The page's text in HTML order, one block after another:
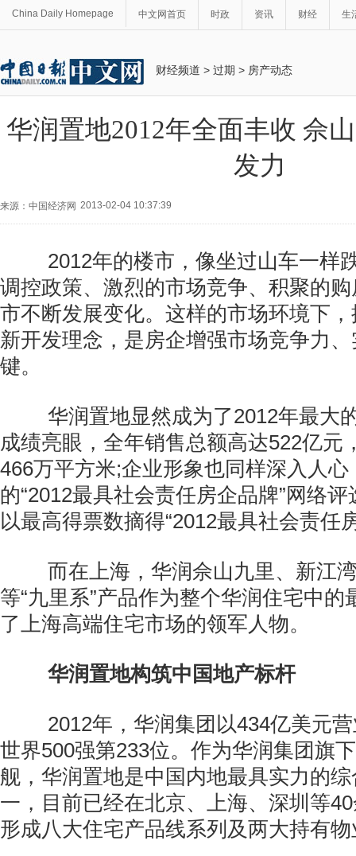
China Daily Homepage 中文网首页 时政 资讯 财经 生
财经频道 > 过期 > 房产动态
华润置地2012年全面丰收 佘
发力
来源：中国经济网 2013-02-04 10:37:39
2012年的楼市，像坐过山车一样
调控政策、激烈的市场竞争、积聚的
市不断发展变化。这样的市场环境下
新开发理念，是房企增强市场竞争力
键。
华润置地显然成为了2012年最大
成绩亮眼，全年销售总额高达522亿元
466万平方米;企业形象也同样深入人
的“2012最具社会责任房企品牌”网络
以最高得票数摘得“2012最具社会责任
而在上海，华润佘山九里、新江
等“九里系”产品作为整个华润住宅中的
了上海高端住宅市场的领军人物。
华润置地构筑中国地产标杆
2012年，华润集团以434亿美元
世界500强第233位。作为华润集团旗
舰，华润置地是中国内地最具实力的
一，目前已经在北京、上海、深圳等
形成八大住宅产品线系列及两大持有